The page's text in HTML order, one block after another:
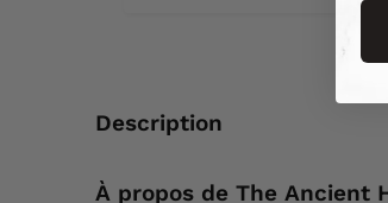
Description
À propos de The Ancient